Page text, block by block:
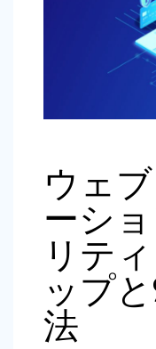
ウェ
ーシ
リテ
ップ
法